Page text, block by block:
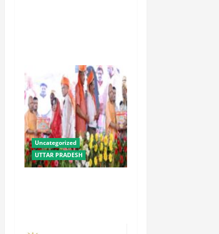
Uncategorized
UTTAR PRADESH